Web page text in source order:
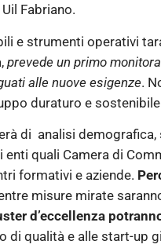
Fabriano.
e strumenti operativi
prevede un primo
alle nuove esigenze.
duraturo e
di analisi
quali Camera di
formativi e aziende.
misure mirate
d’eccellenza
di qualità e alle start-up